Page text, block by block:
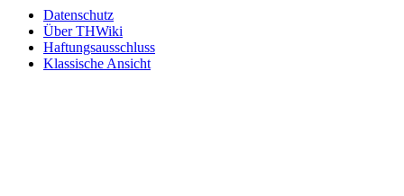
Datenschutz
Über THWiki
Haftungsausschluss
Klassische Ansicht